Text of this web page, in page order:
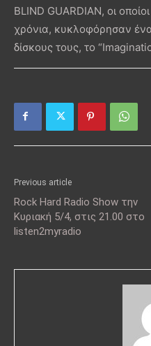
BLIND GUARDIAN, οι
χρόνια, κυκλοφόρησαν
δίσκους τους, το
Previous article
Rock Hard Radio Show την
Κυριακή 5/4, στις 21.00 στο
listen2myradio